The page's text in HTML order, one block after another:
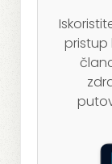
pristup